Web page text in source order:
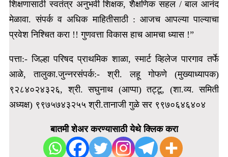
शिक्षणासाठी स्वतंत्र अनुभवी शिक्षक, शैक्षणिक सहल / बाल आनंद
मेळावा. संपर्क व अधिक माहितीसाठी : आजच आपल्या पाल्याचा
प्रवेश निश्चित करा !! गुणवत्ता विकास हाच आमचा ध्यास !”
पत्ता:- जिल्हा परिषद प्राथमिक शाळा, स्मार्ट व्हिलेज पारगाव तर्फे
आळे, तालुका.जुन्नरसंपर्क:- श्री. लहू गोफणे (मुख्याध्यापक)
९२८४०२४३२६, श्री. सघुनाथ (आप्पा) तट्टू, (शा.व्य. समिती
अध्यक्ष) ९९७५७४३२५५ श्री.तानाजी गुळे सर ९९७०६४६४०४
बातमी शेअर करण्यासाठी येथे क्लिक करा